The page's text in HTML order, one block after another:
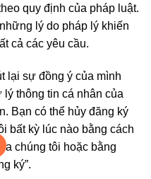
quy định của pháp luật.
lý do pháp lý khiến
cả các yêu cầu.
lại sự đồng ý của mình
lý thông tin cá nhân của
Bạn có thể hủy đăng ký
bất kỳ lúc nào bằng cách
chúng tôi hoặc bằng
ký”.